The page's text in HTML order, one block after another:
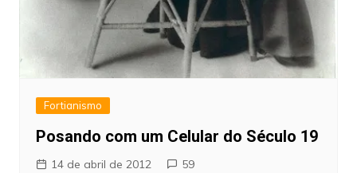
Fortianismo
Posando com um Celular do Século 19
14 de abril de 2012 59